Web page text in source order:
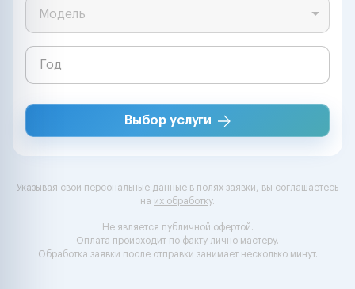
Модель
Выбор услуги
Указывая свои персональные данные в полях заявки, вы соглашаетесь
на их обработку.
Не является публичной офертой.
Оплата происходит по факту лично мастеру.
Обработка заявки после отправки занимает несколько минут.